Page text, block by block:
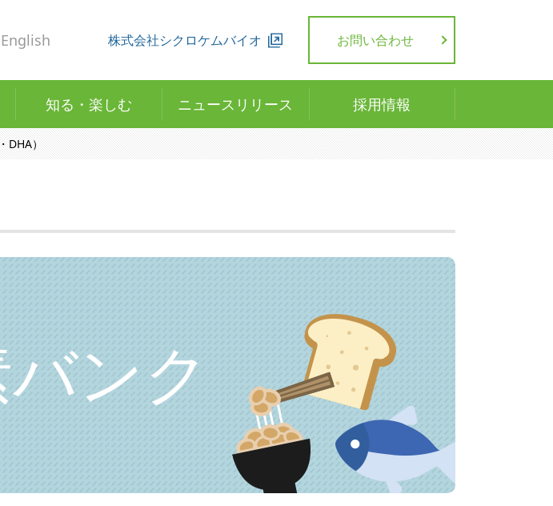
English 株式会社シクロケムバイオ お問い合わせ
知る・楽しむ ニュースリリース 採用情報
）
ンク